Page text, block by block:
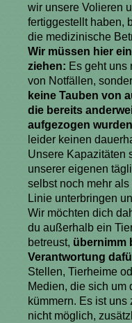
wir unsere Volieren
fertiggestellt haben,
die medizinische
Wir müssen hier
ziehen: Es geht uns
von Notfällen,
keine Tauben von
die bereits
aufgezogen
leider keinen
Unsere Kapazitäten
unserer eigenen
selbst noch mehr
Linie unterbringen
Wir möchten dich
du außerhalb ein
betreust, übernimm
Verantwortung
Stellen, Tierheime
Medien, die sich um
kümmern. Es ist
nicht möglich,